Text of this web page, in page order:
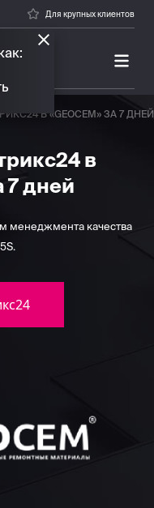
Для крупных клиентов
В «GEOCEM» ЗА 7 ДНЕЙ
в
7 дней
менеджмента качества